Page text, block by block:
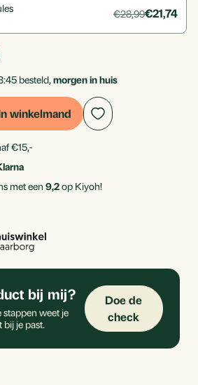
€28,99€21,74
besteld,morgen in huis
winkelmand
€15,-
met een 9,2op Kiyoh!
bij mij?
stappen weet je
je past.
Doe de
check